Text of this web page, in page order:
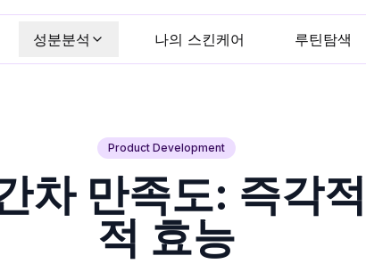
성분분석 나의 스킨케어 루틴탐색
Product Development
차 만족도: 즉각
적 효능